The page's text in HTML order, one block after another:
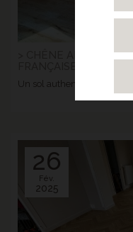
> CHÊNE ARACHIDE
Un sol authentique,
26
Fév.
2025